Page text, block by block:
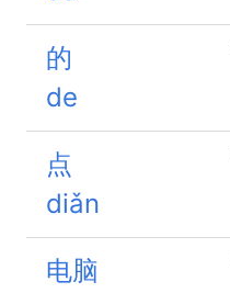
的
de
点
diǎn
电脑